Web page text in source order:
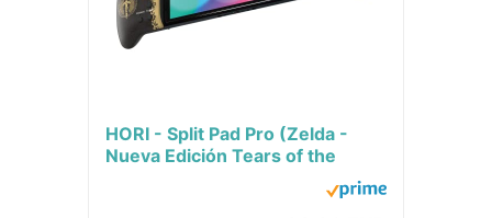
HORI - Split Pad Pro (Zelda -
Nueva Edición Tears of the
Kingdom) para Nintendo Switch